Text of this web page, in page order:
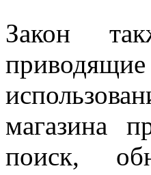
Закон
магазина
поиск,